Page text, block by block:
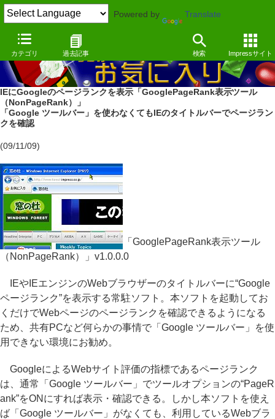
Powered by Translate
カテゴリ 過去記事 検索 Impressサイト
IEにGoogleのページランクを表示「GooglePageRank表示ツール
（NonPageRank）」
「Google ツールバー」を使わなくてもIEのタイトルバーでページラン
クを確認
(09/11/09)
「GooglePageRank表示ツール
（NonPageRank）」v1.0.0.0
IEやIEエンジンのWebブラウザーのタイトルバーに“Google
ページランク”を表示する常駐ソフト。本ソフトを起動してお
くだけでWebページのページランクを確認できるようになる
ため、共有PCなど何らかの事情で「Google ツールバー」を使
用できない環境にお勧め。
GoogleによるWebサイト評価の指標であるページランク
は、通常「Google ツールバー」でツールオプションの“PageR
ank”をONにすれば表示・確認できる。しかし本ソフトを使え
ば「Google ツールバー」がなくても、利用しているWebブラ